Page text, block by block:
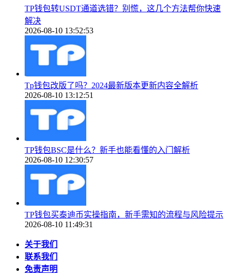
TP钱包转USDT通道选错？别慌，这几个方法帮你快速
解决
2026-08-10 13:52:53
Tp钱包改版了吗？2024最新版本更新内容全解析
2026-08-10 13:12:51
TP钱包BSC是什么？新手也能看懂的入门解析
2026-08-10 12:30:57
TP钱包买泰迪币实操指南，新手需知的流程与风险提示
2026-08-10 11:49:31
关于我们
联系我们
免责声明